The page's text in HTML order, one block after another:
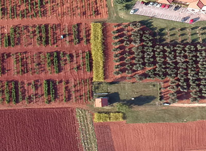
tla - Ažurirani
izrade Elaborata za utvrđivanje boniteta tla.
posla i s Pravilnikom o mjerilima za utvrđivanje
poljoprivrednog zemljišta NN 151/2013 i NN 23/2019.
suradnju s fizičkim osobama vlasnicima
uprave.
5